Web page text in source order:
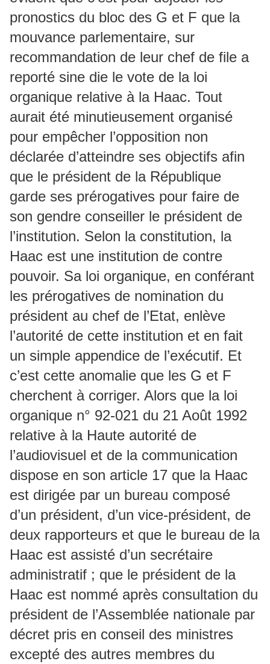
pronostics du bloc des G et F que la
mouvance parlementaire, sur
recommandation de leur chef de file a
reporté sine die le vote de la loi
organique relative à la Haac. Tout
aurait été minutieusement organisé
pour empêcher l’opposition non
déclarée d’atteindre ses objectifs afin
que le président de la République
garde ses prérogatives pour faire de
son gendre conseiller le président de
l’institution. Selon la constitution, la
Haac est une institution de contre
pouvoir. Sa loi organique, en conférant
les prérogatives de nomination du
président au chef de l’Etat, enlève
l’autorité de cette institution et en fait
un simple appendice de l’exécutif. Et
c’est cette anomalie que les G et F
cherchent à corriger. Alors que la loi
organique n° 92-021 du 21 Août 1992
relative à la Haute autorité de
l’audiovisuel et de la communication
dispose en son article 17 que la Haac
est dirigée par un bureau composé
d’un président, d’un vice-président, de
deux rapporteurs et que le bureau de la
Haac est assisté d’un secrétaire
administratif ; que le président de la
Haac est nommé après consultation du
président de l’Assemblée nationale par
décret pris en conseil des ministres
excepté des autres membres du